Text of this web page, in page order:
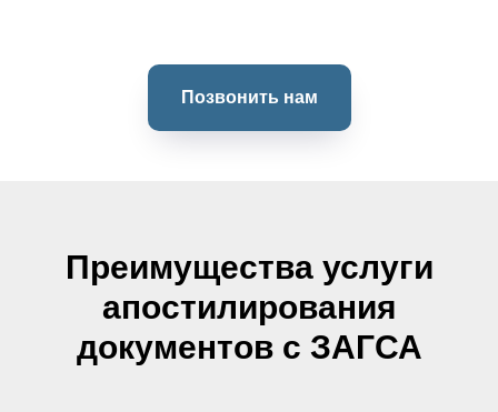
Позвонить нам
Преимущества услуги
апостилирования
документов с ЗАГСА